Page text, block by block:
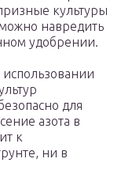
культуры
навредить
удобрении.
для
азота в
к
ни в